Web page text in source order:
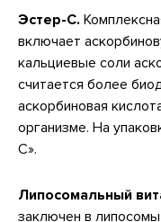
Эстер-C.
включает
кальциевые соли
считается более
аскорбиновая
организме. На
C».
Липосомальный
заключен в